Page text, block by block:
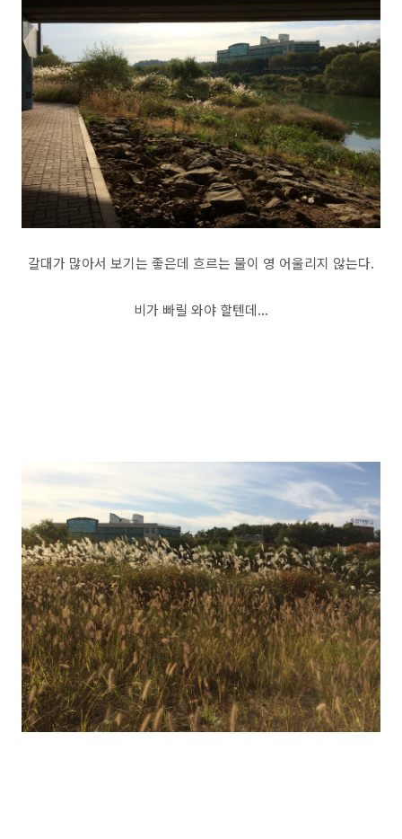
갈대가 많아서 보기는 좋은데 흐르는 물이 영 어울리지 않는다.
비가 빠릴 와야 할텐데...